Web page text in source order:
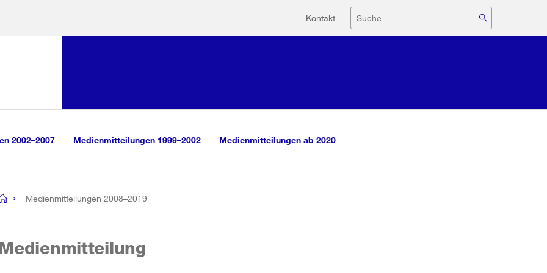
Hilfsnavigation
Kontakt Suche
2002–2007 Medienmitteilungen 1999–2002 Medienmitteilungen ab 2020
Medienmitteilungen 2008–2019